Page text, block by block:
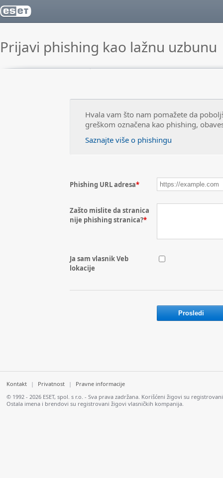
Prijavi phishing kao lažnu uzbunu
Hvala vam što nam pomažete da
greškom označena kao phishing,
Saznajte više o phishingu
Phishing URL adresa*
Zašto mislite da stranica
nije phishing stranica?*
Ja sam vlasnik Veb
lokacije
Kontakt | Privatnost |
Pravne informacije
© 1992 - 2026 ESET, spol. s r.o. - Sva prava zadržana. Korišćeni žigovi su
Ostala imena i brendovi su registrovani žigovi vlasničkih kompanija.